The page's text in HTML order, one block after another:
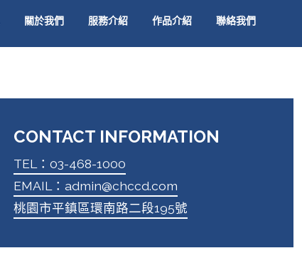
關於我們 服務介紹 作品介紹 聯絡我們
CONTACT INFORMATION
TEL：03-468-1000
EMAIL：admin@chccd.com
桃園市平鎮區環南路二段195號